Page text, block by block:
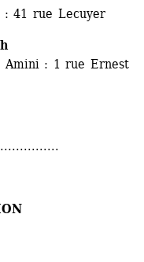
: 41 rue Lecuyer
Amini : 1 rue Ernest